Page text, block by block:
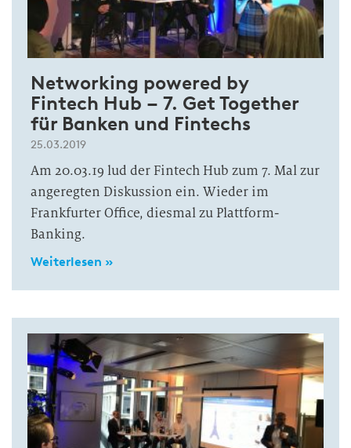
Networking powered by
Fintech Hub – 7. Get Together
für Banken und Fintechs
25.03.2019
Am 20.03.19 lud der Fintech Hub zum 7. Mal zur
angeregten Diskussion ein. Wieder im
Frankfurter Office, diesmal zu Plattform-
Banking.
Weiterlesen »